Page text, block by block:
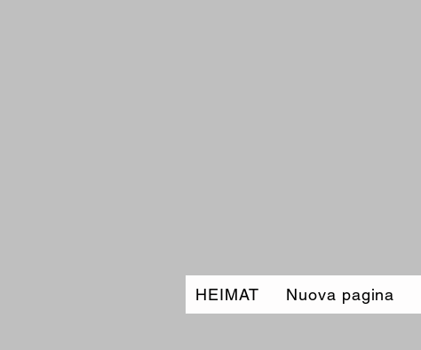
HEIMAT Nuova pagina